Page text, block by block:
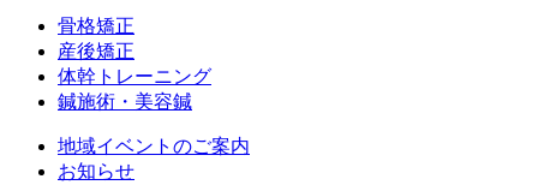
骨格矯正
産後矯正
体幹トレーニング
鍼施術・美容鍼
地域イベントのご案内
お知らせ